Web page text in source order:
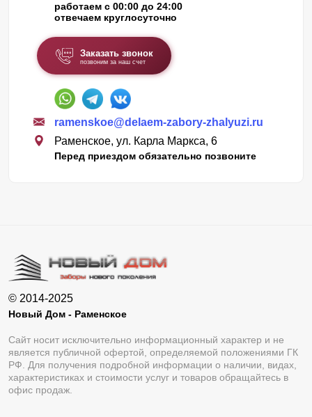
работаем с 00:00 до 24:00
отвечаем круглосуточно
Заказать звонок
позвоним за наш счет
ramenskoe@delaem-zabory-zhalyuzi.ru
Раменское, ул. Карла Маркса, 6
Перед приездом обязательно позвоните
© 2014-2025
Новый Дом - Раменское
Сайт носит исключительно информационный характер и не
является публичной офертой, определяемой положениями ГК
РФ. Для получения подробной информации о наличии, видах,
характеристиках и стоимости услуг и товаров обращайтесь в
офис продаж.